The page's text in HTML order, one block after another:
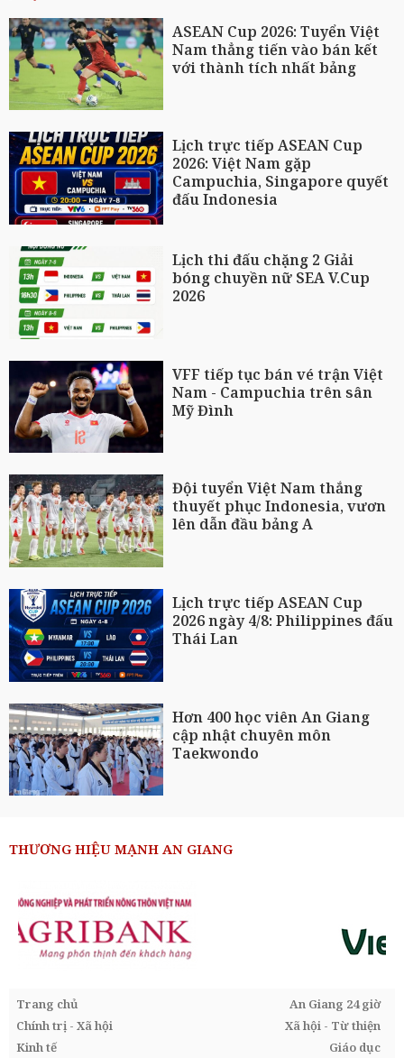
ASEAN Cup 2026: Tuyển Việt
Nam thẳng tiến vào bán kết
với thành tích nhất bảng
Lịch trực tiếp ASEAN Cup
2026: Việt Nam gặp
Campuchia, Singapore quyết
đấu Indonesia
Lịch thi đấu chặng 2 Giải
bóng chuyền nữ SEA V.Cup
2026
VFF tiếp tục bán vé trận Việt
Nam - Campuchia trên sân
Mỹ Đình
Đội tuyển Việt Nam thắng
thuyết phục Indonesia, vươn
lên dẫn đầu bảng A
Lịch trực tiếp ASEAN Cup
2026 ngày 4/8: Philippines đấu
Thái Lan
Hơn 400 học viên An Giang
cập nhật chuyên môn
Taekwondo
THƯƠNG HIỆU MẠNH AN GIANG
Trang chủ
An Giang 24 giờ
Chính trị - Xã hội
Xã hội - Từ thiện
Kinh tế
Giáo dục